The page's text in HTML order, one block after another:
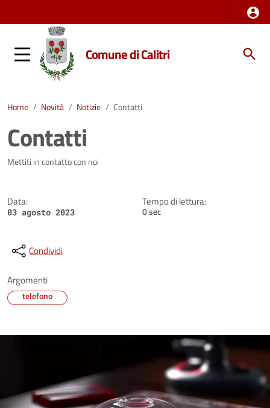
Comune di Calitri
Home / Novità / Notizie / Contatti
Contatti
Dettagli della notizia
Mettiti in contatto con noi
Data:
03 agosto 2023
Tempo di lettura:
0 sec
Condividi
Argomenti
telefono